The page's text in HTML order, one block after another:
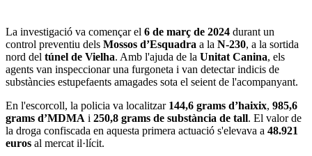
La investigació va començar el 6 de març de 2024 durant un
control preventiu dels Mossos d’Esquadra a la N-230, a la sortida
nord del túnel de Vielha. Amb l'ajuda de la Unitat Canina, els
agents van inspeccionar una furgoneta i van detectar indicis de
substàncies estupefaents amagades sota el seient de l'acompanyant.
En l'escorcoll, la policia va localitzar 144,6 grams d’haixix, 985,6
grams d’MDMA i 250,8 grams de substància de tall. El valor de
la droga confiscada en aquesta primera actuació s'elevava a 48.921
euros al mercat il·lícit.